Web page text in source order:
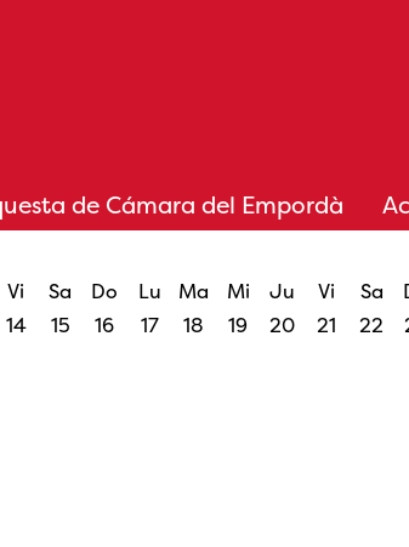
de Cámara del Empordà
Vi
14
Sa
15
Do
16
Lu
17
Ma
18
Mi
19
Ju
20
Vi
21
Sa
22